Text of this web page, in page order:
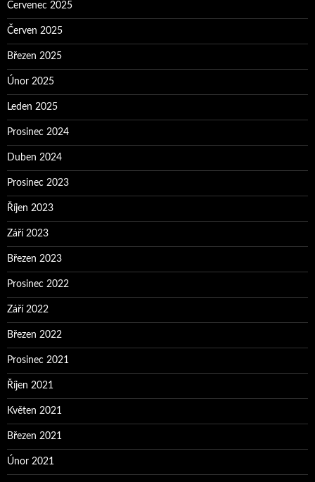
Červenec 2025
Červen 2025
Březen 2025
Únor 2025
Leden 2025
Prosinec 2024
Duben 2024
Prosinec 2023
Říjen 2023
Září 2023
Březen 2023
Prosinec 2022
Září 2022
Březen 2022
Prosinec 2021
Říjen 2021
Květen 2021
Březen 2021
Únor 2021